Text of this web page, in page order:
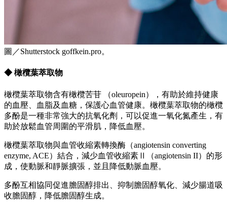
圖／Shutterstock goffkein.pro。
◆ 橄欖葉萃取物
橄欖葉萃取物含有橄欖苦苷 （oleuropein），有助於維持健康
的血壓、血脂及血糖，保護心血管健康。橄欖葉萃取物的橄欖
多酚是一種非常強大的抗氧化劑，可以促進一氧化氮產生，有
助於放鬆血管周圍的平滑肌，降低血壓。
橄欖葉萃取物與血管收縮素轉換酶（angiotensin converting
enzyme, ACE）結合，減少血管收縮素Ⅱ（angiotensin II）的形
成，使動脈和靜脈擴張，並且降低動脈血壓。
多酚互相協同促進膽固醇排出、抑制膽固醇氧化、減少腸道吸
收膽固醇，降低膽固醇生成。